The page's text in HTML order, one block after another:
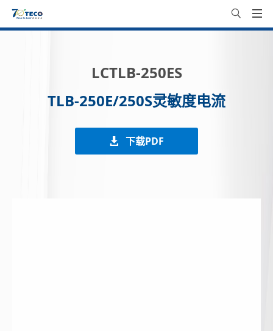
LCTLB-250ES
TLB-250E/250S灵敏度电流
下载PDF